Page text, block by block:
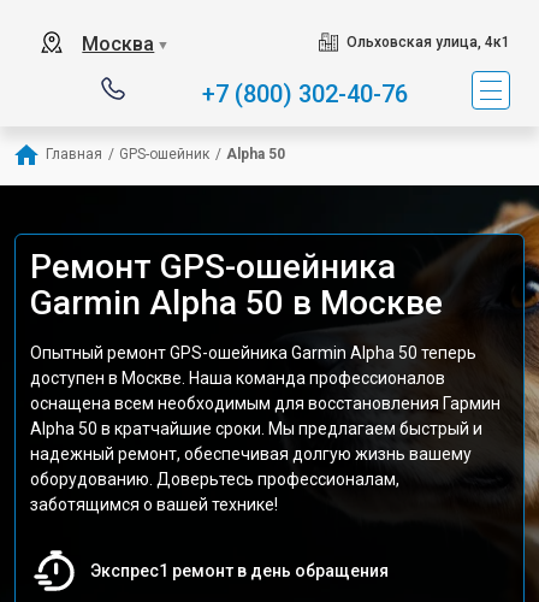
Москва ▼ Ольховская улица, 4к1
+7 (800) 302-40-76
Главная / GPS-ошейник / Alpha 50
Ремонт GPS-ошейника
Garmin Alpha 50 в Москве
Опытный ремонт GPS-ошейника Garmin Alpha 50 теперь
доступен в Москве. Наша команда профессионалов
оснащена всем необходимым для восстановления Гармин
Alpha 50 в кратчайшие сроки. Мы предлагаем быстрый и
надежный ремонт, обеспечивая долгую жизнь вашему
оборудованию. Доверьтесь профессионалам,
заботящимся о вашей технике!
Экспрес1 ремонт в день обращения